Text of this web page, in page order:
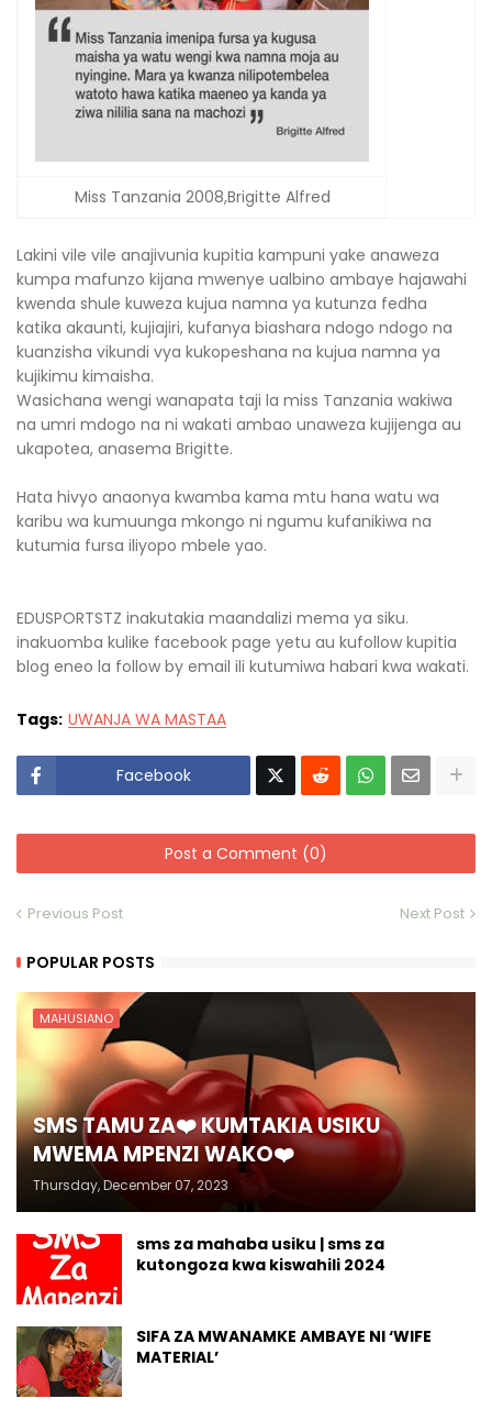
Miss Tanzania 2008,Brigitte Alfred
Lakini vile vile anajivunia kupitia kampuni yake anaweza
kumpa mafunzo kijana mwenye ualbino ambaye hajawahi
kwenda shule kuweza kujua namna ya kutunza fedha
katika akaunti, kujiajiri, kufanya biashara ndogo ndogo na
kuanzisha vikundi vya kukopeshana na kujua namna ya
kujikimu kimaisha.
Wasichana wengi wanapata taji la miss Tanzania wakiwa
na umri mdogo na ni wakati ambao unaweza kujijenga au
ukapotea, anasema Brigitte.
Hata hivyo anaonya kwamba kama mtu hana watu wa
karibu wa kumuunga mkongo ni ngumu kufanikiwa na
kutumia fursa iliyopo mbele yao.
EDUSPORTSTZ inakutakia maandalizi mema ya siku.
inakuomba kulike facebook page yetu au kufollow kupitia
blog eneo la follow by email ili kutumiwa habari kwa wakati.
Tags: UWANJA WA MASTAA
Facebook
Post a Comment (0)
Previous Post Next Post
POPULAR POSTS
MAHUSIANO
SMS TAMU ZA❤️ KUMTAKIA USIKU
MWEMA MPENZI WAKO❤️
Thursday, December 07, 2023
sms za mahaba usiku | sms za
kutongoza kwa kiswahili 2024
SIFA ZA MWANAMKE AMBAYE NI ‘WIFE
MATERIAL’